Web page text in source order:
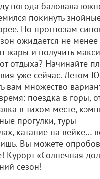
погода баловала
покинуть
По прогнозам
ожидается не
жары и получить
отдыха? Начинайте
уже сейчас. Летом
вам множество
поездка в горы,
в тихом месте,
прогулки, туры
катание на вейке…
Вы можете
Курорт «Солнечная
сезон!